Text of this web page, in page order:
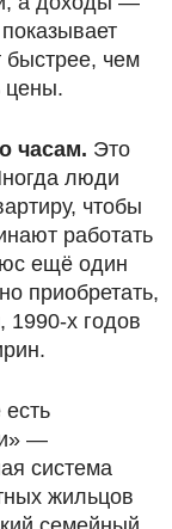
быстрее, чем
цены.
часам. Это
люди
чтобы
работать
ещё один
приобретать,
1990-х годов
—
система
жильцов